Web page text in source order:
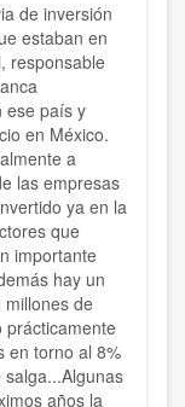
de inversión
estaban en
responsable
ese país y
en México.
a
las empresas
ya en la
que
importante
hay un
de
prácticamente
en torno al 8%
Algunas
años la